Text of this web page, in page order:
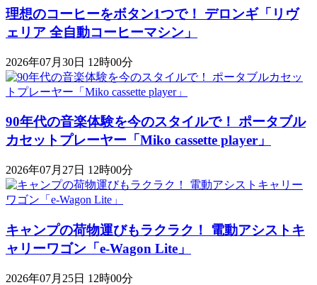
理想のコーヒーをボタン1つで！ デロンギ「リヴ
ェリア 全自動コーヒーマシン」
2026年07月30日 12時00分
90年代の音楽体験を今のスタイルで！ ポータブル
カセットプレーヤー「Miko cassette player」
2026年07月27日 12時00分
キャンプの荷物運びもラクラク！ 電動アシストキ
ャリーワゴン「​​e-Wagon Lite」
2026年07月25日 12時00分